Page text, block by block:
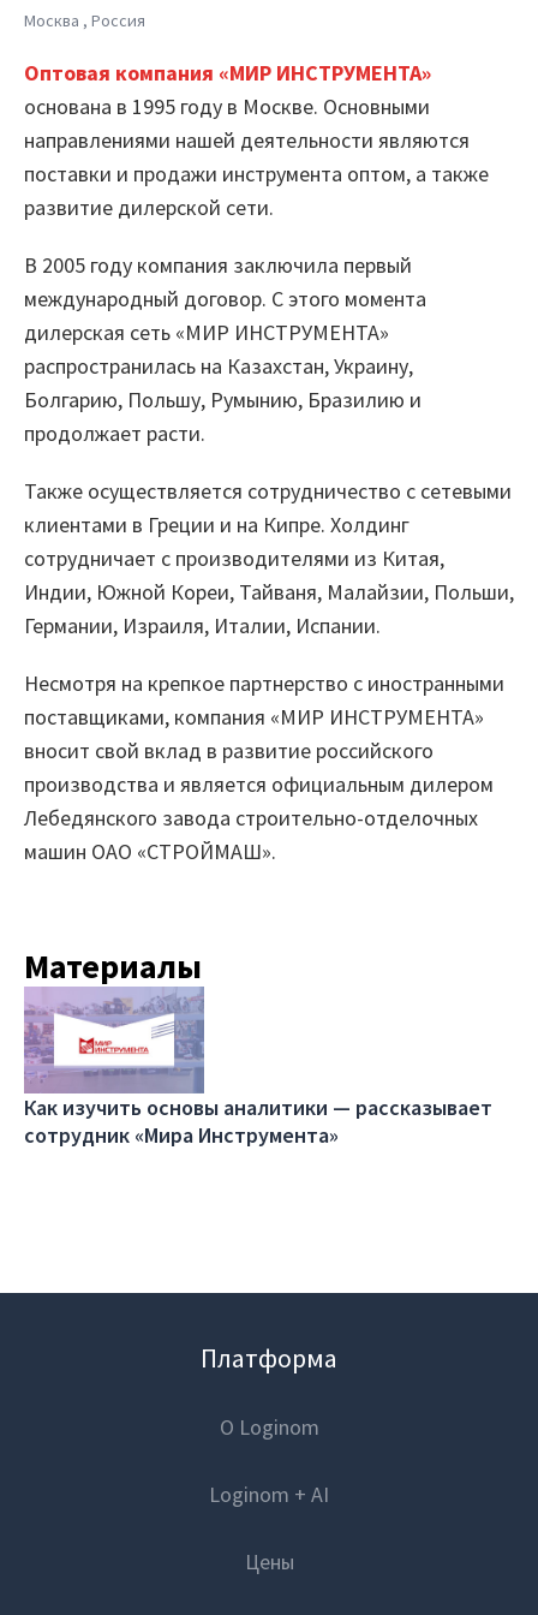
Архитектура Loginom
Системные требования
Цены
Loginom + AI
AI в экосистеме Loginom
Преимущества
Вопросы и ответы
Маркетплейс
Готовые решения
Интеграции
Библиотеки компонентов
Обучение
Быстрый старт
Мастерская Loginom
Кубок Loginom
Клиенты
Проекты
Вики
Партнеры
Академическая программа
Москва , Россия
Оптовая компания «МИР ИНСТРУМЕНТА»
основана в 1995 году в Москве. Основными
направлениями нашей деятельности являются
поставки и продажи инструмента оптом, а также
развитие дилерской сети.
В 2005 году компания заключила первый
международный договор. С этого момента
дилерская сеть «МИР ИНСТРУМЕНТА»
распространилась на Казахстан, Украину,
Болгарию, Польшу, Румынию, Бразилию и
продолжает расти.
Также осуществляется сотрудничество с сетевыми
клиентами в Греции и на Кипре. Холдинг
сотрудничает с производителями из Китая,
Индии, Южной Кореи, Тайваня, Малайзии, Польши,
Германии, Израиля, Италии, Испании.
Несмотря на крепкое партнерство с иностранными
поставщиками, компания «МИР ИНСТРУМЕНТА»
вносит свой вклад в развитие российского
производства и является официальным дилером
Лебедянского завода строительно-отделочных
машин ОАО «СТРОЙМАШ».
Материалы
Как изучить основы аналитики — рассказывает
сотрудник «Мира Инструмента»
Платформа
О Loginom
Loginom + AI
Цены